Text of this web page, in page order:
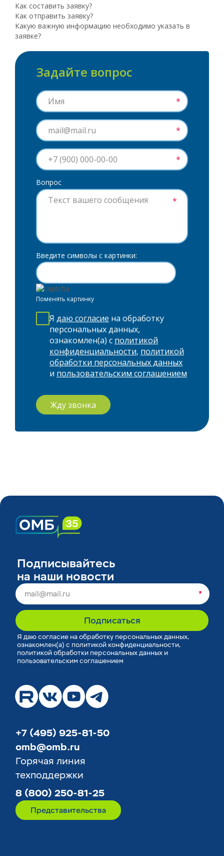
Как составить заявку?
Как отправить заявку?
Какую важную информацию необходимо указать в
заявке?
Задайте вопрос
*
*
*
Вопрос
*
Введите символы с картинки:
Поменять картинку
Я даю согласие на обработку
персональных данных,
ознакомлен(а) с политикой
конфиденциальности, политикой
обработки персональных данных
и пользовательским соглашением
Жду звонка
Подписывайтесь
на наши новости
*
Подписаться
Я даю согласие на обработку персональных данных,
ознакомлен(а) с политикой конфиденциальности,
политикой обработки персональных данных и
пользовательским соглашением
+7 (495) 925-81-50
omb@omb.ru
Горячая линия
техподдержки
8 (800) 250-81-25
Представительства